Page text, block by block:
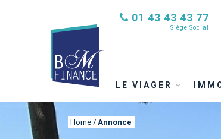
01 43 43 43 77
Siège Social
LE VIAGER
Home / Annonce